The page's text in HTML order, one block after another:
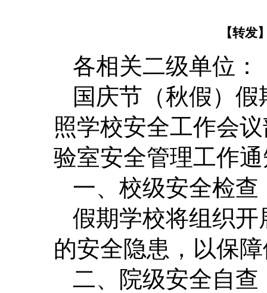
【转发
各相关二级单位：
国庆节（秋假）
照学校安全工作会
验室安全管理工作
一、校级安全检查
假期学校将组织
的安全隐患，以保
二、院级安全自查